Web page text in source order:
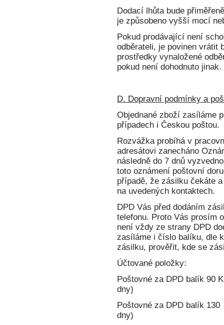
Dodací lhůta bude
je způsobeno vyšší mocí
Pokud prodávající není
odběrateli, je povinen vrátit
prostředky vynaložené
pokud není dohodnuto jinak.
D. Dopravní podmínky a
Objednané zboží zasíláme
případech i Českou poštou.
Rozvážka probíhá v
adresátovi zanecháno
následně do 7 dnů
toto oznámení poštovní
případě, že zásilku čekáte
na uvedených kontaktech.
DPD Vás před dodáním
telefonu. Proto Vás prosím
není vždy ze strany DPD
zasíláme i číslo balíku, dle
zásilku, prověřit, kde se
Účtované položky:
Poštovné za DPD balík 90
dny)
Poštovné za DPD balík
dny)